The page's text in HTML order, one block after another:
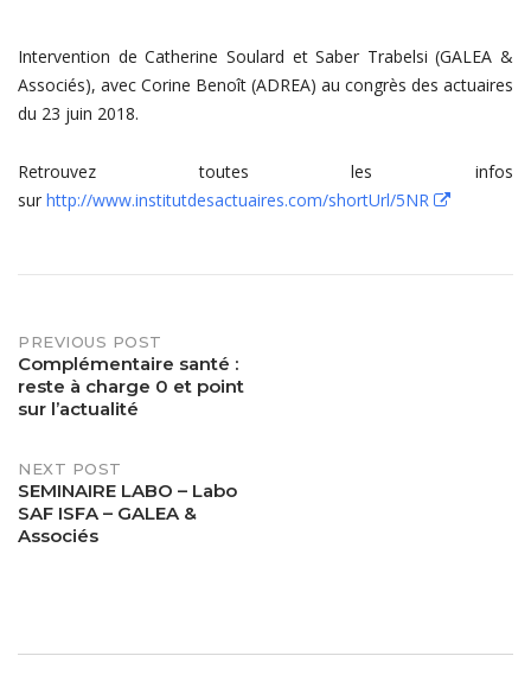
Intervention de Catherine Soulard et Saber Trabelsi (GALEA &
Associés), avec Corine Benoît (ADREA) au congrès des actuaires
du 23 juin 2018.
Retrouvez toutes les infos
sur http://www.institutdesactuaires.com/shortUrl/5NR
Post
navigation
PREVIOUS POST
Complémentaire santé :
reste à charge 0 et point
sur l’actualité
NEXT POST
SEMINAIRE LABO – Labo
SAF ISFA – GALEA &
Associés